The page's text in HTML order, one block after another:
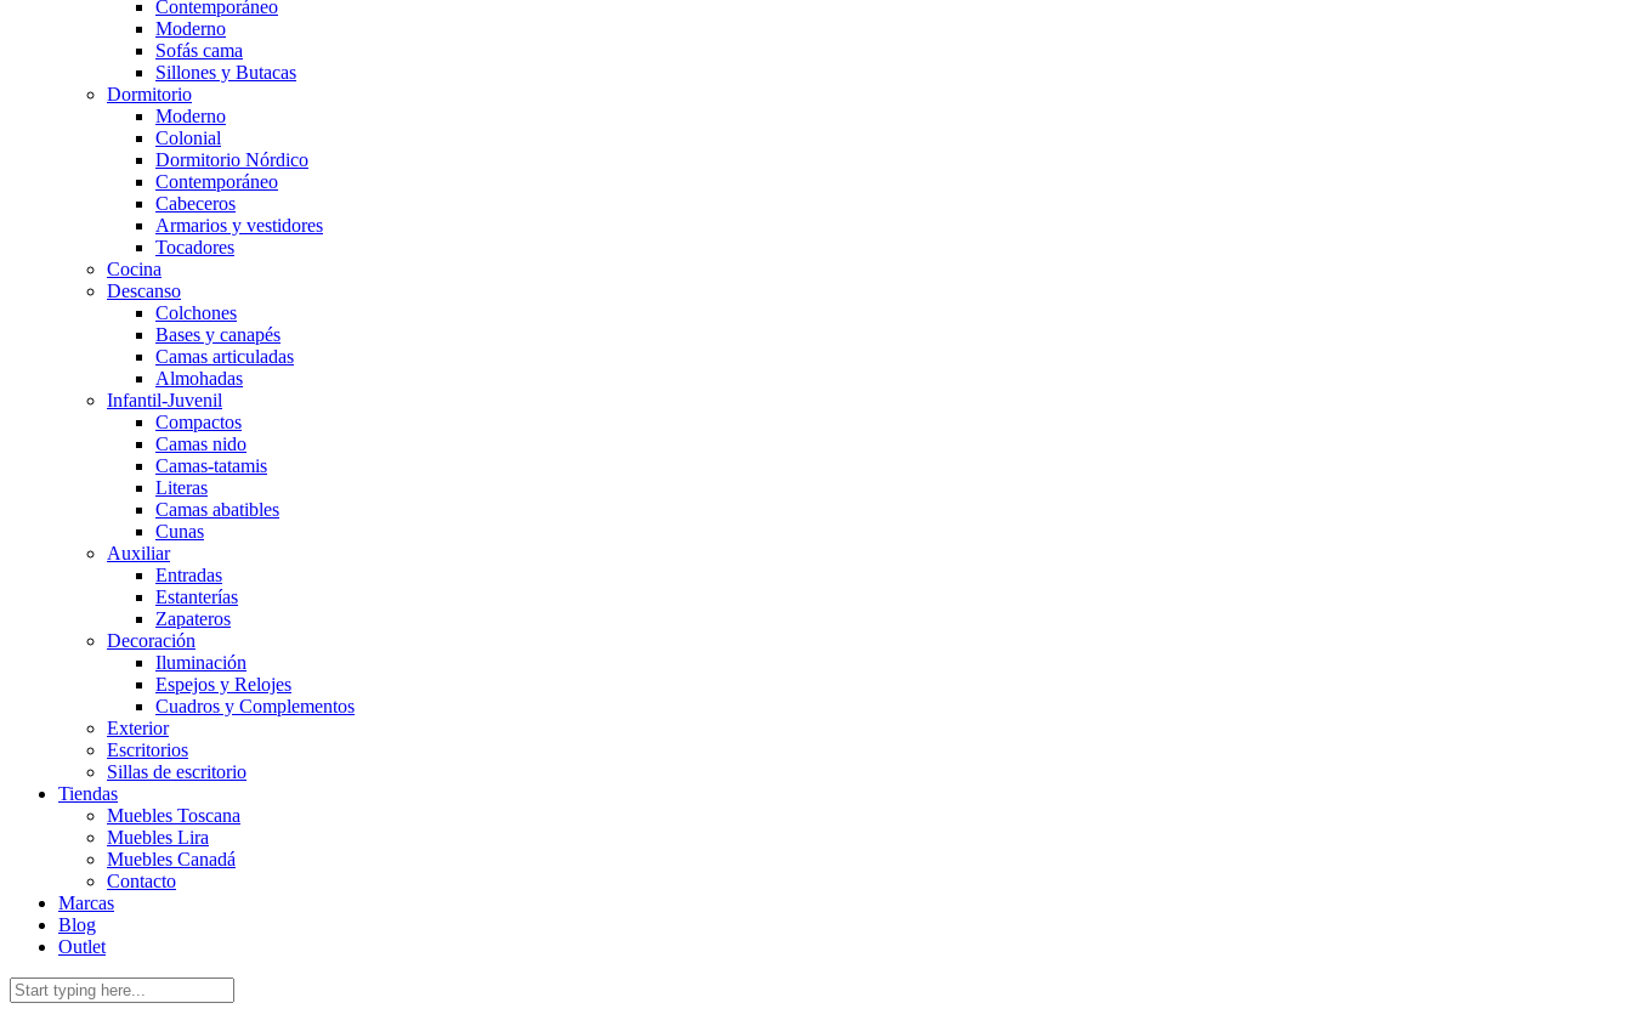
Contemporáneo
Moderno
Sofás cama
Sillones y Butacas
Dormitorio
Moderno
Colonial
Dormitorio Nórdico
Contemporáneo
Cabeceros
Armarios y vestidores
Tocadores
Cocina
Descanso
Colchones
Bases y canapés
Camas articuladas
Almohadas
Infantil-Juvenil
Compactos
Camas nido
Camas-tatamis
Literas
Camas abatibles
Cunas
Auxiliar
Entradas
Estanterías
Zapateros
Decoración
Iluminación
Espejos y Relojes
Cuadros y Complementos
Exterior
Escritorios
Sillas de escritorio
Tiendas
Muebles Toscana
Muebles Lira
Muebles Canadá
Contacto
Marcas
Blog
Outlet